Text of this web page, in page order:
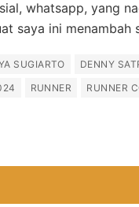
whatsapp, yang
saya ini menambah
SUGIARTO DENNY
RUNNER RUNNER